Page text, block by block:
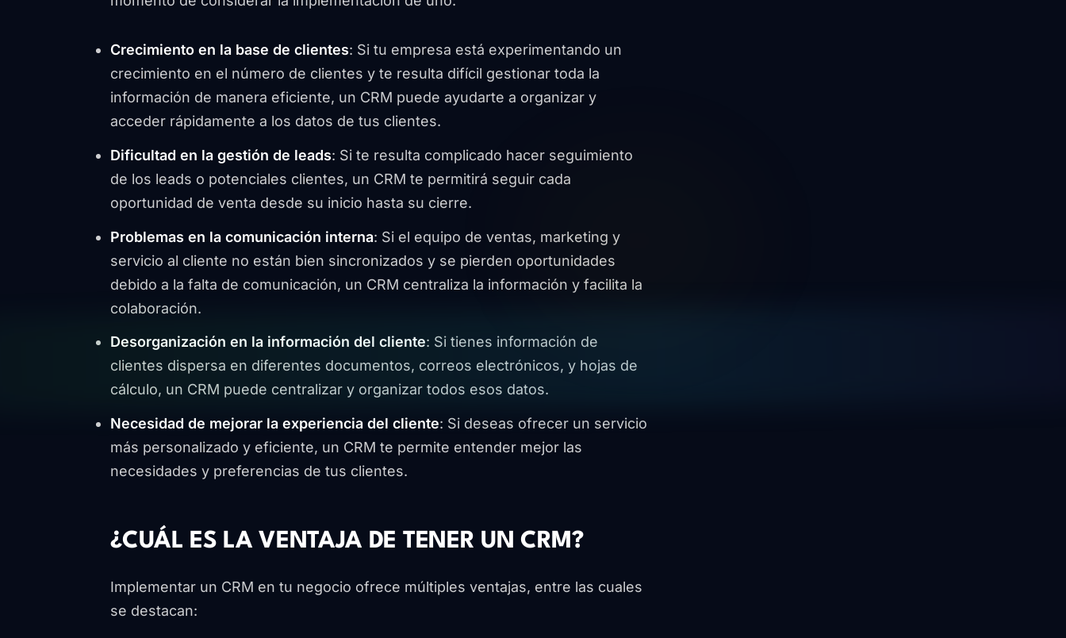
Crecimiento en la base de clientes: Si tu empresa está experimentando un
crecimiento en el número de clientes y te resulta difícil gestionar toda la
información de manera eficiente, un CRM puede ayudarte a organizar y
acceder rápidamente a los datos de tus clientes.
Dificultad en la gestión de leads: Si te resulta complicado hacer seguimiento
de los leads o potenciales clientes, un CRM te permitirá seguir cada
oportunidad de venta desde su inicio hasta su cierre.
Problemas en la comunicación interna: Si el equipo de ventas, marketing y
servicio al cliente no están bien sincronizados y se pierden oportunidades
debido a la falta de comunicación, un CRM centraliza la información y facilita la
colaboración.
Desorganización en la información del cliente: Si tienes información de
clientes dispersa en diferentes documentos, correos electrónicos, y hojas de
cálculo, un CRM puede centralizar y organizar todos esos datos.
Necesidad de mejorar la experiencia del cliente: Si deseas ofrecer un servicio
más personalizado y eficiente, un CRM te permite entender mejor las
necesidades y preferencias de tus clientes.
¿CUÁL ES LA VENTAJA DE TENER UN CRM?
Implementar un CRM en tu negocio ofrece múltiples ventajas, entre las cuales
se destacan: